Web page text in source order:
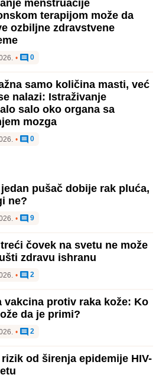
menstruacije
terapijom može da
ozbiljne zdravstvene
• 0
samo količina masti, već
nalazi: Istraživanje
salo oko organa sa
mozga
• 0
pušač dobije rak pluća,
ne?
• 9
čovek na svetu ne može
zdravu ishranu
• 2
vakcina protiv raka kože: Ko
da je primi?
• 2
rizik od širenja epidemije HIV-